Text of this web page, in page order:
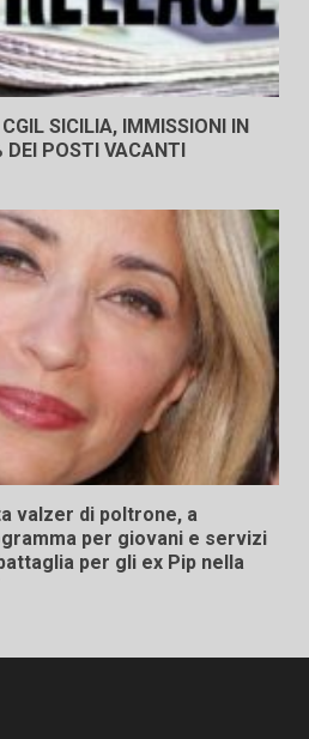
SICILIA, IMMISSIONI IN
DEI POSTI VACANTI
valzer di poltrone, a
per giovani e servizi
per gli ex Pip nella